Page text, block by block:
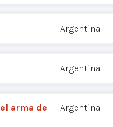
Argentina
Argentina
arma de
Argentina